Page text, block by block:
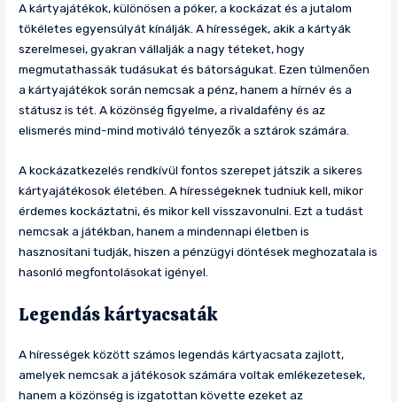
A kártyajátékok, különösen a póker, a kockázat és a jutalom
tökéletes egyensúlyát kínálják. A hírességek, akik a kártyák
szerelmesei, gyakran vállalják a nagy téteket, hogy
megmutathassák tudásukat és bátorságukat. Ezen túlmenően
a kártyajátékok során nemcsak a pénz, hanem a hírnév és a
státusz is tét. A közönség figyelme, a rivaldafény és az
elismerés mind-mind motiváló tényezők a sztárok számára.
A kockázatkezelés rendkívül fontos szerepet játszik a sikeres
kártyajátékosok életében. A hírességeknek tudniuk kell, mikor
érdemes kockáztatni, és mikor kell visszavonulni. Ezt a tudást
nemcsak a játékban, hanem a mindennapi életben is
hasznosítani tudják, hiszen a pénzügyi döntések meghozatala is
hasonló megfontolásokat igényel.
Legendás kártyacsaták
A hírességek között számos legendás kártyacsata zajlott,
amelyek nemcsak a játékosok számára voltak emlékezetesek,
hanem a közönség is izgatottan követte ezeket az